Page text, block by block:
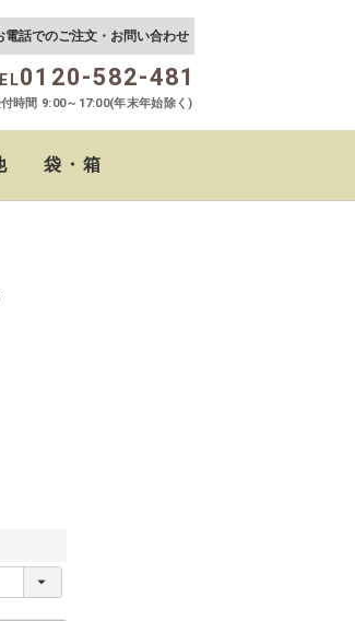
電話でのご注文・お問い合わせ
0120-582-481
時間 9:00～17:00(年末年始除く)
袋・箱